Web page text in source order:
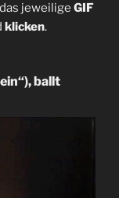
jeweilige GIF
klicken.
ballt